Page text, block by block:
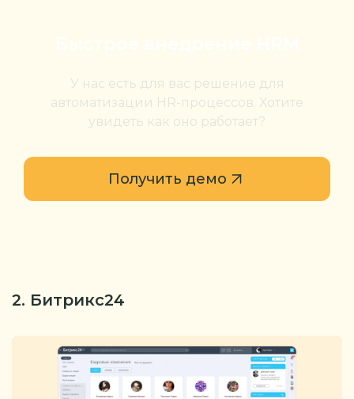
У нас есть для вас решение для
автоматизации HR-процессов. Хотите
увидеть как оно работает?
Получить демо
2. Битрикс24